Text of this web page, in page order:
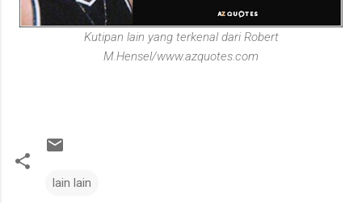
Kutipan lain yang terkenal dari Robert
M.Hensel/www.azquotes.com
lain lain